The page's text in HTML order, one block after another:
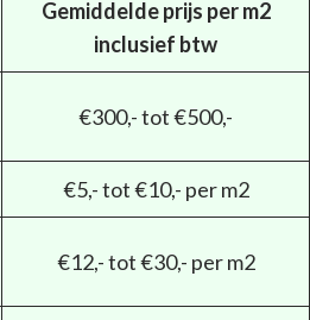
Gemiddelde prijs per m2
inclusief btw
€300,- tot €500,-
€5,- tot €10,- per m2
€12,- tot €30,- per m2